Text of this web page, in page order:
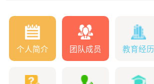
个人简介 团队成员 教育经历